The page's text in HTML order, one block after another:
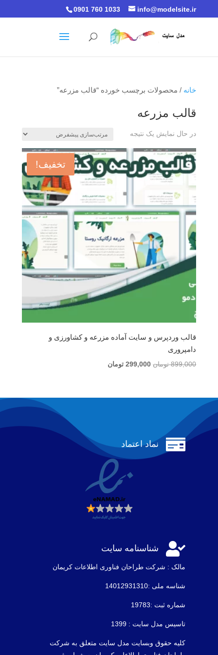
0901 760 1033 info@modelsite.ir
خانه / محصولات برچسب خورده “قالب مزرعه”
قالب مزرعه
در حال نمایش یک نتیجه
تخفیف!
قالب وردپرس و سایت آماده مزرعه و کشاورزی و
دامپروری
899,000 تومان قیمت
بود.
299,000 تومانقیمت
است.
 نماد اعتماد
 شناسنامه سایت
مالک : شرکت طراحان فناوری اطلاعات كريمان
شناسه ملی :14012931310
شماره ثبت :19783
تاسیس مدل سایت : 1399
کلیه حقوق وبسایت مدل سایت متعلق به شرکت